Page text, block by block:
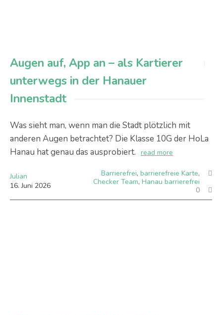
Augen auf, App an – als Kartierer
unterwegs in der Hanauer
Innenstadt
Was sieht man, wenn man die Stadt plötzlich mit
anderen Augen betrachtet? Die Klasse 10G der HoLa
Hanau hat genau das ausprobiert. read more
Julian
16. Juni 2026
Barrierefrei, barrierefreie Karte,
Checker Team, Hanau barrierefrei
0